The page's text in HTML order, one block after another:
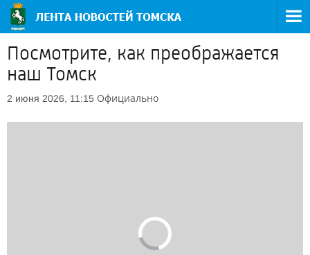
Посмотрите, как преображается
наш Томск
2 июня 2026, 11:15 Официально